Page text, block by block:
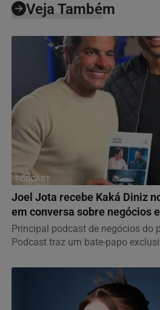
Veja Também
PODCAST
Joel Jota recebe Kaká Diniz
em conversa sobre negócios
Principal podcast de negócios do
Podcast traz um bate-papo